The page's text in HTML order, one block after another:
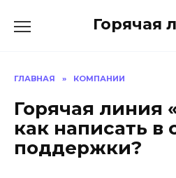
Горячая
ГЛАВНАЯ » КОМПАНИИ
Горячая линия
как написать в
поддержки?